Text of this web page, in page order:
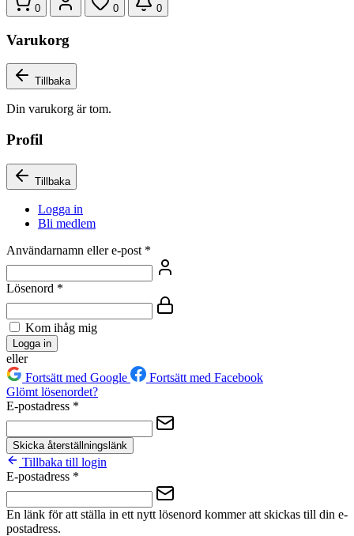
0 0 0
Varukorg
Tillbaka
Din varukorg är tom.
Profil
Tillbaka
Logga in
Bli medlem
Användarnamn eller e-post *
Lösenord *
Kom ihåg mig
Logga in
eller
Fortsätt med Google
Fortsätt med Facebook
Glömt lösenordet?
E-postadress *
Skicka återställningslänk
Tillbaka till login
E-postadress *
En länk för att ställa in ett nytt lösenord kommer att skickas till din e-
postadress.